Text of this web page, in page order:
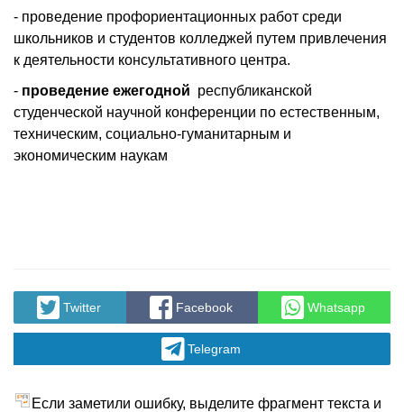
- проведение профориентационных работ среди
школьников и студентов колледжей путем привлечения
к деятельности консультативного центра.
- проведение ежегодной республиканской
студенческой научной конференции по естественным,
техническим, социально-гуманитарным и
экономическим наукам
Twitter Facebook Whatsapp
Telegram
Если заметили ошибку, выделите фрагмент текста и